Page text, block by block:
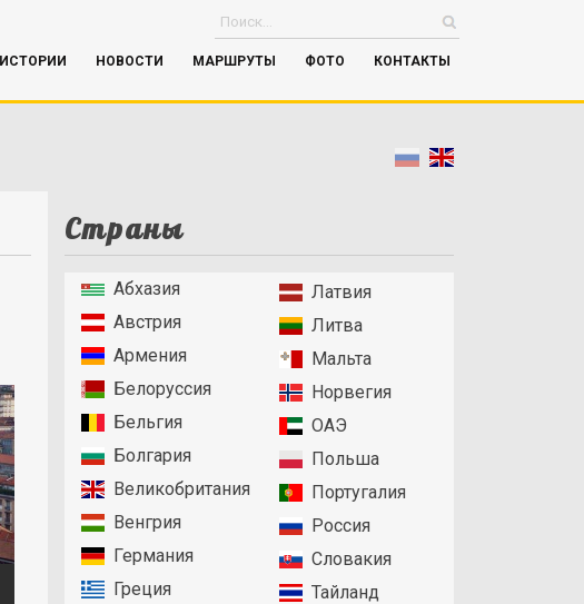
ИСТОРИИ НОВОСТИ МАРШРУТЫ ФОТО КОНТАКТЫ
Страны
Абхазия
Австрия
Армения
Белоруссия
Бельгия
Болгария
Великобритания
Венгрия
Германия
Греция
Латвия
Литва
Мальта
Норвегия
ОАЭ
Польша
Португалия
Россия
Словакия
Тайланд